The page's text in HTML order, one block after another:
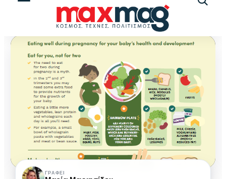
Διατροφή
ΓΡΆΦΕΙ